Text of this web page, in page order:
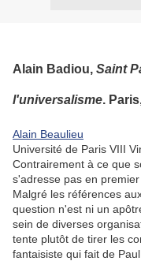
Alain Badiou, Saint
l'universalisme.
Alain Beaulieu
Université de Paris VIII
Contrairement à ce que
s'adresse pas en
Malgré les références
question n'est ni un
sein de diverses
tente plutôt de tirer les
fantaisiste qui fait de